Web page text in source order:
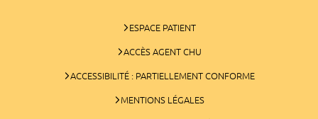
ESPACE PATIENT
ACCÈS AGENT CHU
ACCESSIBILITÉ : PARTIELLEMENT CONFORME
MENTIONS LÉGALES